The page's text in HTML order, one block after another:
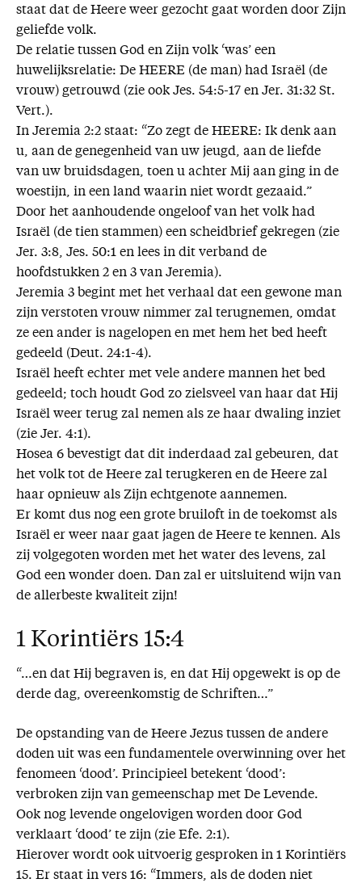
staat dat de Heere weer gezocht gaat worden door Zijn
geliefde volk.
De relatie tussen God en Zijn volk ‘was’ een
huwelijksrelatie: De HEERE (de man) had Israël (de
vrouw) getrouwd (zie ook Jes. 54:5-17 en Jer. 31:32 St.
Vert.).
In Jeremia 2:2 staat: “Zo zegt de HEERE: Ik denk aan
u, aan de genegenheid van uw jeugd, aan de liefde
van uw bruidsdagen, toen u achter Mij aan ging in de
woestijn, in een land waarin niet wordt gezaaid.”
Door het aanhoudende ongeloof van het volk had
Israël (de tien stammen) een scheidbrief gekregen (zie
Jer. 3:8, Jes. 50:1 en lees in dit verband de
hoofdstukken 2 en 3 van Jeremia).
Jeremia 3 begint met het verhaal dat een gewone man
zijn verstoten vrouw nimmer zal terugnemen, omdat
ze een ander is nagelopen en met hem het bed heeft
gedeeld (Deut. 24:1-4).
Israël heeft echter met vele andere mannen het bed
gedeeld; toch houdt God zo zielsveel van haar dat Hij
Israël weer terug zal nemen als ze haar dwaling inziet
(zie Jer. 4:1).
Hosea 6 bevestigt dat dit inderdaad zal gebeuren, dat
het volk tot de Heere zal terugkeren en de Heere zal
haar opnieuw als Zijn echtgenote aannemen.
Er komt dus nog een grote bruiloft in de toekomst als
Israël er weer naar gaat jagen de Heere te kennen. Als
zij volgegoten worden met het water des levens, zal
God een wonder doen. Dan zal er uitsluitend wijn van
de allerbeste kwaliteit zijn!
1 Korintiërs 15:4
“…en dat Hij begraven is, en dat Hij opgewekt is op de
derde dag, overeenkomstig de Schriften…”
De opstanding van de Heere Jezus tussen de andere
doden uit was een fundamentele overwinning over het
fenomeen ‘dood’. Principieel betekent ‘dood’:
verbroken zijn van gemeenschap met De Levende.
Ook nog levende ongelovigen worden door God
verklaart ‘dood’ te zijn (zie Efe. 2:1).
Hierover wordt ook uitvoerig gesproken in 1 Korintiërs
15. Er staat in vers 16: “Immers, als de doden niet